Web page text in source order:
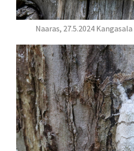
Naaras, 27.5.2024